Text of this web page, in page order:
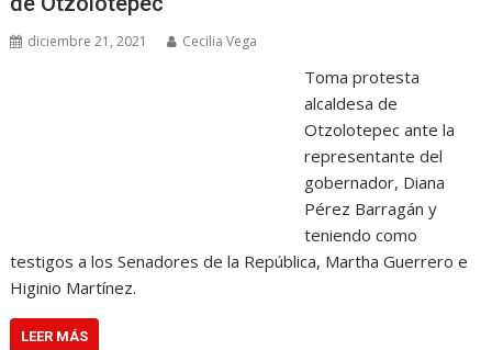
diciembre 21, 2021 Cecilia Vega
Toma protesta
alcaldesa de
Otzolotepec ante la
representante del
gobernador, Diana
Pérez Barragán y
teniendo como
testigos a los Senadores de la República, Martha Guerrero e
Higinio Martínez.
LEER MÁS